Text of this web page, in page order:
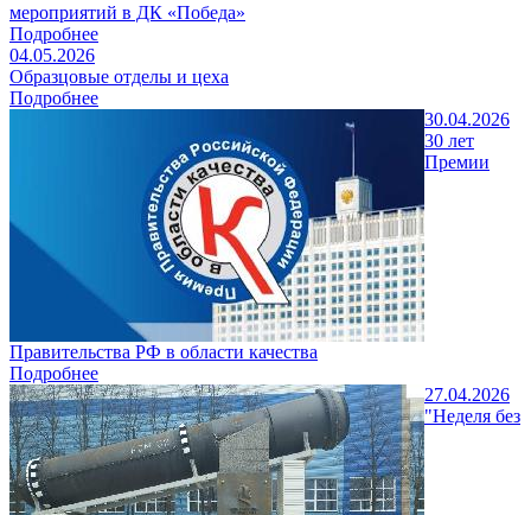
мероприятий в ДК «Победа»
Подробнее
04.05.2026
Образцовые отделы и цеха
Подробнее
30.04.2026
30 лет
Премии
Правительства РФ в области качества
Подробнее
27.04.2026
"Неделя без